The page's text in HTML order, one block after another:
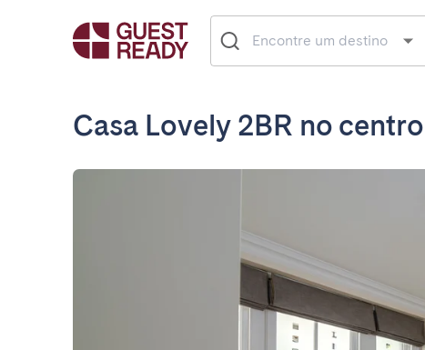
Casa Lovely 2BR no